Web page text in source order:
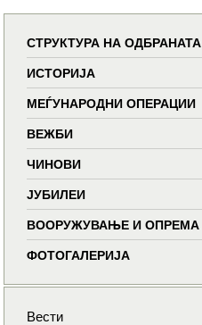
СТРУКТУРА НА ОДБРАНАТА
ИСТОРИЈА
МЕЃУНАРОДНИ ОПЕРАЦИИ
ВЕЖБИ
ЧИНОВИ
ЈУБИЛЕИ
ВООРУЖУВАЊЕ И ОПРЕМА
ФОТОГАЛЕРИЈА
Вести